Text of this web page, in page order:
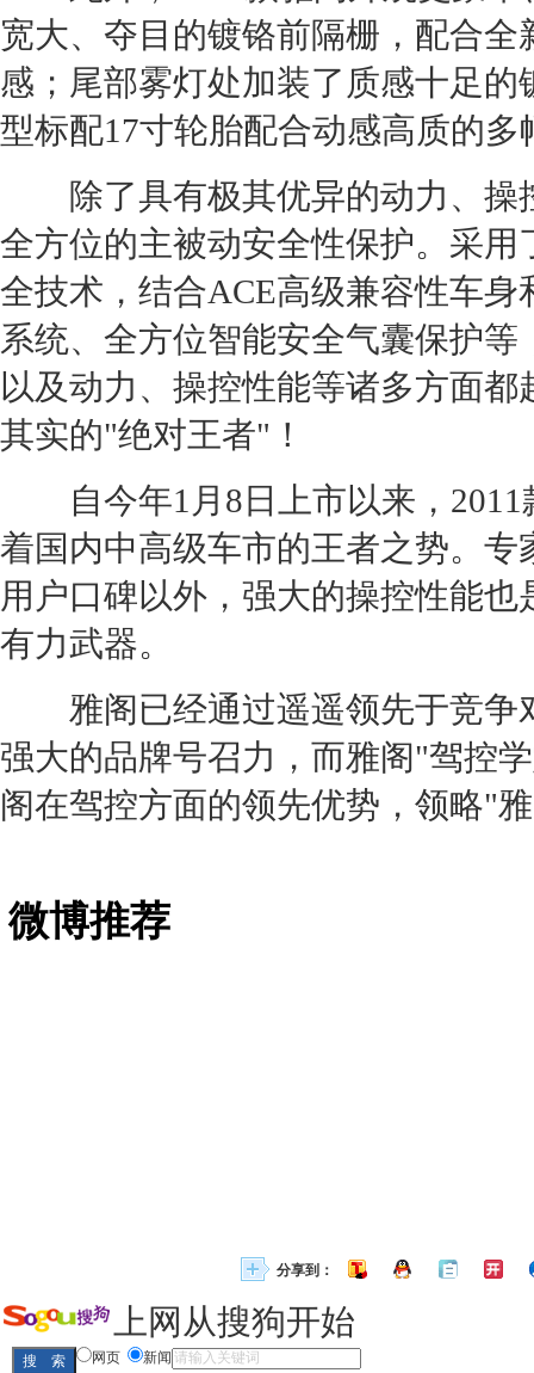
宽大、夺目的镀铬前隔栅，配合
感；尾部雾灯处加装了质感十足
型标配17寸轮胎配合动感高质的多
除了具有极其优异的动力、操
全方位的主被动安全性保护。采用
全技术，结合ACE高级兼容性车
系统、全方位智能安全气囊保护等
以及动力、操控性能等诸多方面
其实的"绝对王者"！
自今年1月8日上市以来，2011
着国内中高级车市的王者之势。专
用户口碑以外，强大的操控性能也
有力武器。
雅阁已经通过遥遥领先于竞
强大的品牌号召力，而雅阁"驾控
阁在驾控方面的领先优势，领略"
微博推荐
分享到：
上网从搜狗开始
网页 新闻